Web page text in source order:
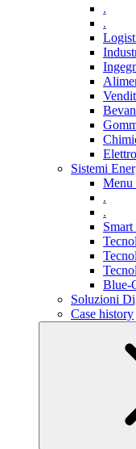
.
.
Sistemi
Menu
.
.
Blue-
Soluzioni
Case history